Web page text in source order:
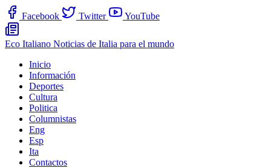
Facebook Twitter YouTube
Eco Italiano Noticias de Italia para el mundo
Inicio
Información
Deportes
Cultura
Politica
Columnistas
Eng
Esp
Ita
Contactos